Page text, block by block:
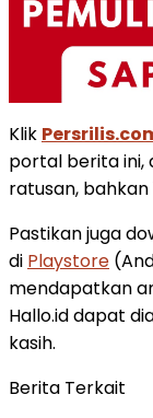
Klik
portal berita ini,
ratusan, bahkan
Pastikan juga
di Playstore
mendapatkan
Hallo.id dapat
kasih.
Berita Terkait